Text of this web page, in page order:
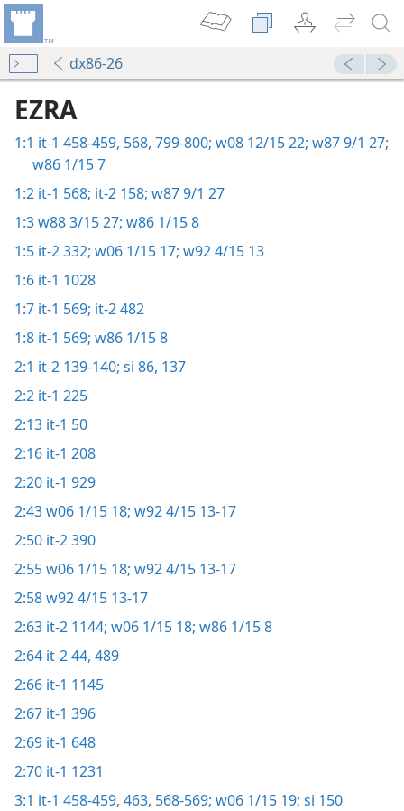
dx86-26
EZRA
1:1 it-1 458-459, 568, 799-800; w08 12/15 22; w87 9/1 27;
w86 1/15 7
1:2 it-1 568; it-2 158; w87 9/1 27
1:3w88 3/15 27; w86 1/15 8
1:5 it-2 332; w06 1/15 17; w92 4/15 13
1:6 it-1 1028
1:7 it-1 569; it-2 482
1:8 it-1 569; w86 1/15 8
2:1 it-2 139-140; si 86, 137
2:2 it-1 225
2:13 it-1 50
2:16 it-1 208
2:20 it-1 929
2:43w06 1/15 18; w92 4/15 13-17
2:50 it-2 390
2:55w06 1/15 18; w92 4/15 13-17
2:58w92 4/15 13-17
2:63 it-2 1144; w06 1/15 18; w86 1/15 8
2:64 it-2 44, 489
2:66 it-1 1145
2:67 it-1 396
2:69 it-1 648
2:70 it-1 1231
3:1 it-1 458-459, 463, 568-569; w06 1/15 19; si 150